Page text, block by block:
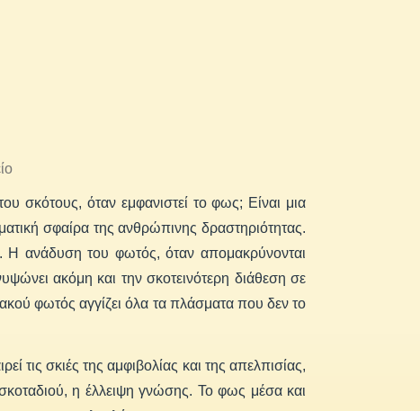
σκότους, όταν εμφανιστεί το φως; Είναι μια
σφαίρα της ανθρώπινης δραστηριότητας.
Η ανάδυση του φωτός, όταν απομακρύνονται
ακόμη και την σκοτεινότερη διάθεση σε
φωτός αγγίζει όλα τα πλάσματα που δεν το
τις σκιές της αμφιβολίας και της απελπισίας,
η έλλειψη γνώσης. Το φως μέσα και